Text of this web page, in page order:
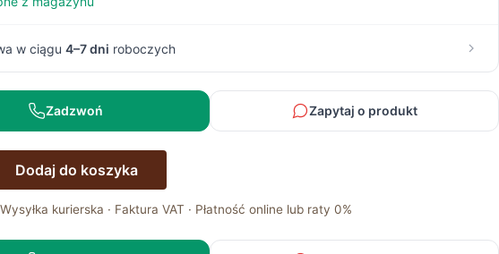
w ciągu 4–7 dni roboczych
Zadzwoń Zapytaj o produkt
Dodaj do koszyka
kurierska · Faktura VAT · Płatność online lub raty 0%